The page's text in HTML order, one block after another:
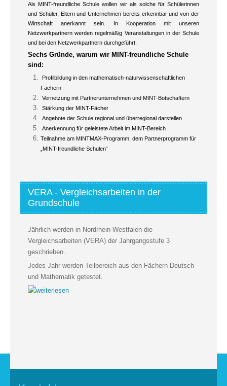
Als MINT-freundliche Schule wollen wir als solche für Schülerinnen
und Schüler, Eltern und Unternehmen bereits erkennbar und von der
Wirtschaft anerkannt sein. In Kooperation mit unseren
Netzwerkpartnern werden regelmäßig Veranstaltungen in der Schule
und bei den Netzwerkpartnern durchgeführt.
Sechs Gründe, warum wir MINT-freundliche Schule
sind:
Profilbildung in den mathematisch-naturwissenschaftlichen
Fächern
Vernetzung mit Partnerunternehmen und MINT-Botschaftern
Stärkung der MINT-Fächer
Angebote der Schule regional und überregional darstellen
Anerkennung für geleistete Arbeit im MINT-Bereich
Teilnahme am MINTMAX-Programm, dem Partnerprogramm für
„MINT-freundliche Schulen“
VERA - Vergleichsarbeiten in der
Grundschule
Jährlich werden in Nordrhein-Westfalen die
Vergleichsarbeiten (VERA) der Jahrgangsstufe 3
geschrieben.
Jedes Jahr werden Teilbereich aus den Fächern Deutsch
und Mathematik getestet.